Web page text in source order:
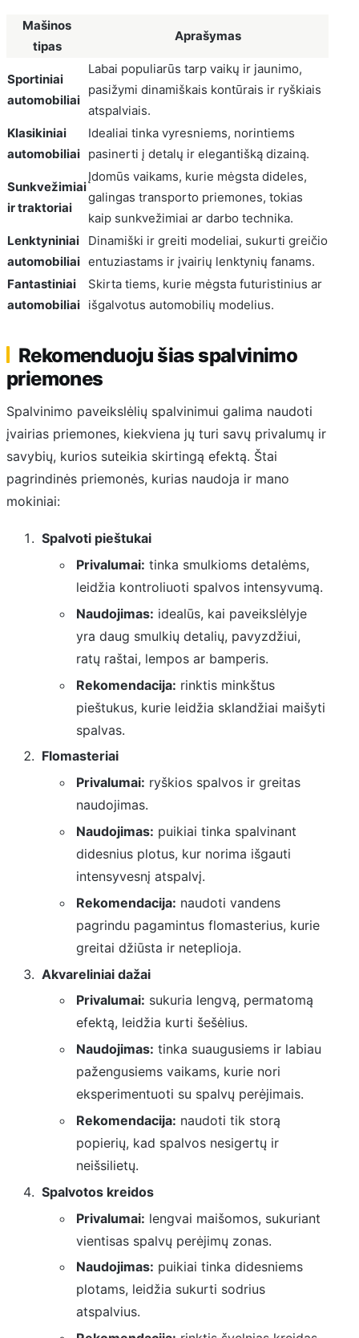
Mašinos
tipas
Aprašymas
Sportiniai
automobiliai
Labai populiarūs tarp vaikų ir jaunimo,
pasižymi dinamiškais kontūrais ir ryškiais
atspalviais.
Klasikiniai
automobiliai
Idealiai tinka vyresniems, norintiems
pasinerti į detalų ir elegantišką dizainą.
Sunkvežimiai
ir traktoriai
Įdomūs vaikams, kurie mėgsta dideles,
galingas transporto priemones, tokias
kaip sunkvežimiai ar darbo technika.
Lenktyniniai
automobiliai
Dinamiški ir greiti modeliai, sukurti greičio
entuziastams ir įvairių lenktynių fanams.
Fantastiniai
automobiliai
Skirta tiems, kurie mėgsta futuristinius ar
išgalvotus automobilių modelius.
Rekomenduoju šias spalvinimo
priemones
Spalvinimo paveikslėlių spalvinimui galima naudoti
įvairias priemones, kiekviena jų turi savų privalumų ir
savybių, kurios suteikia skirtingą efektą. Štai
pagrindinės priemonės, kurias naudoja ir mano
mokiniai:
Spalvoti pieštukai
Privalumai: tinka smulkioms detalėms,
leidžia kontroliuoti spalvos intensyvumą.
Naudojimas: idealūs, kai paveikslėlyje
yra daug smulkių detalių, pavyzdžiui,
ratų raštai, lempos ar bamperis.
Rekomendacija: rinktis minkštus
pieštukus, kurie leidžia sklandžiai maišyti
spalvas.
Flomasteriai
Privalumai: ryškios spalvos ir greitas
naudojimas.
Naudojimas: puikiai tinka spalvinant
didesnius plotus, kur norima išgauti
intensyvesnį atspalvį.
Rekomendacija: naudoti vandens
pagrindu pagamintus flomasterius, kurie
greitai džiūsta ir neteplioja.
Akvareliniai dažai
Privalumai: sukuria lengvą, permatomą
efektą, leidžia kurti šešėlius.
Naudojimas: tinka suaugusiems ir labiau
pažengusiems vaikams, kurie nori
eksperimentuoti su spalvų perėjimais.
Rekomendacija: naudoti tik storą
popierių, kad spalvos nesigertų ir
neišsilietų.
Spalvotos kreidos
Privalumai: lengvai maišomos, sukuriant
vientisas spalvų perėjimų zonas.
Naudojimas: puikiai tinka didesniems
plotams, leidžia sukurti sodrius
atspalvius.